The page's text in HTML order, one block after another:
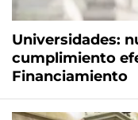
Universidades:
cumplimiento
Financiamiento